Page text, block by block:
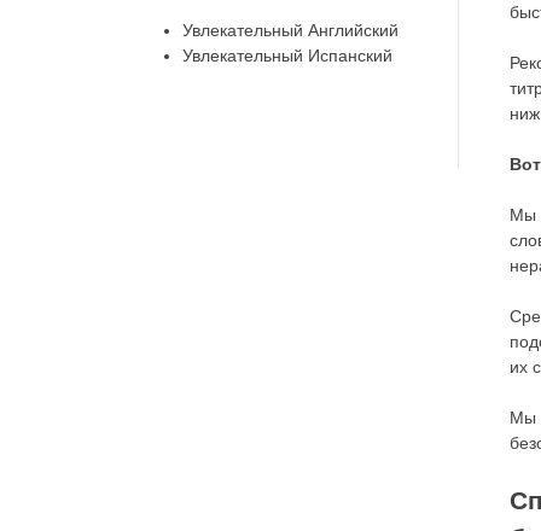
Мы
их
Мы
Увлекательный Английский
Увлекательный Испанский